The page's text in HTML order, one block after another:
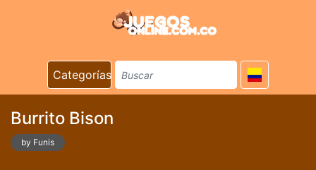
Categorías
Burrito Bison
by Funis